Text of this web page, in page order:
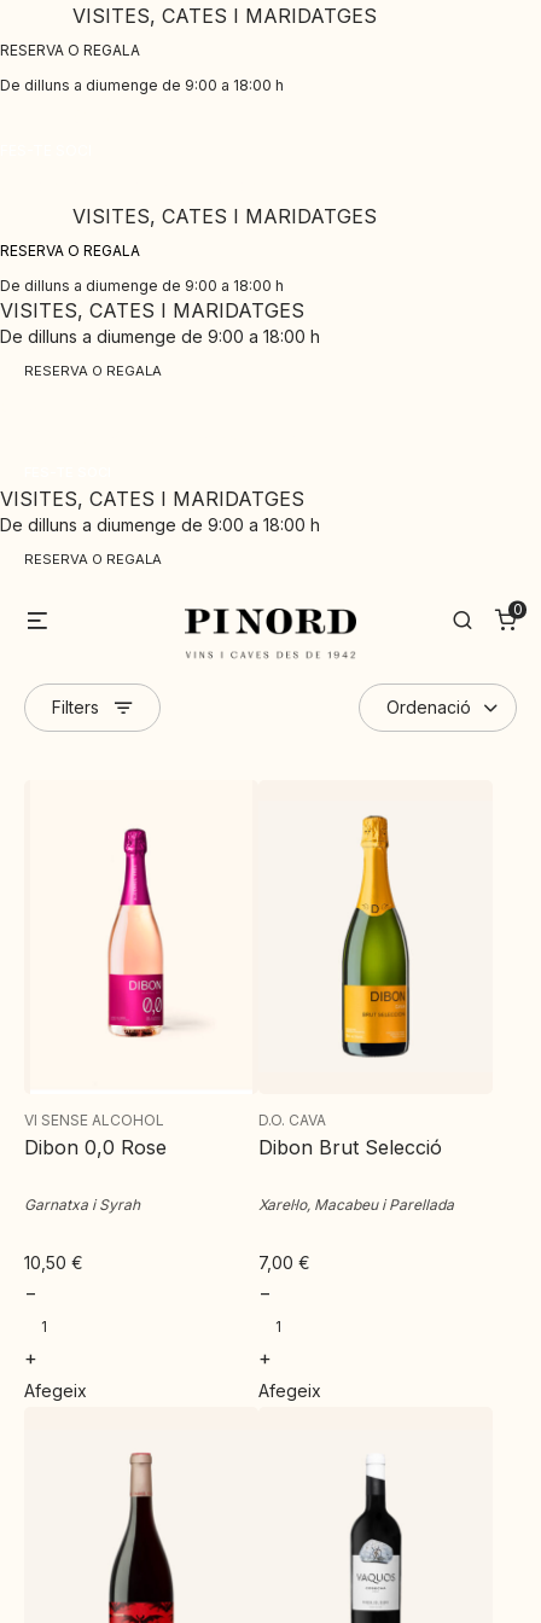
to
content
VISITES, CATES I MARIDATGES
RESERVA O REGALA
De dilluns a diumenge de 9:00 a 18:00 h
VISITES, CATES I MARIDATGES
RESERVA O REGALA
De dilluns a diumenge de 9:00 a 18:00 h
VISITES, CATES I MARIDATGES
De dilluns a diumenge de 9:00 a 18:00 h
RESERVA O REGALA
VISITES, CATES I MARIDATGES
De dilluns a diumenge de 9:00 a 18:00 h
RESERVA O REGALA
Search
0
Filters
VI SENSE ALCOHOL
Dibon 0,0 Rose
Garnatxa i Syrah
10,50 €
−
+
Afegeix
D.O. CAVA
Dibon Brut Selecció
Xarel·lo, Macabeu i Parellada
7,00 €
−
+
Afegeix